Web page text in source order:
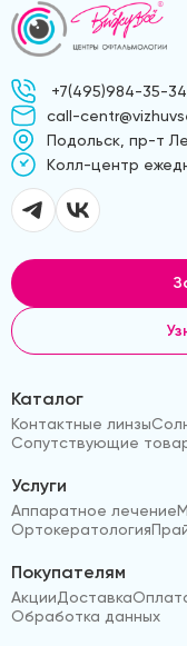
+7(495)984-35-34
call-
Подольск, пр-т
Kолл-центр
Каталог
Контактные линзы
Сопутствующие
Услуги
Аппаратное лечение
Ортокератология
Покупателям
АкцииДоставка
Обработка данных